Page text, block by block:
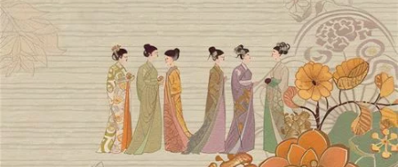
日本購物 電子/紙本書
HOT